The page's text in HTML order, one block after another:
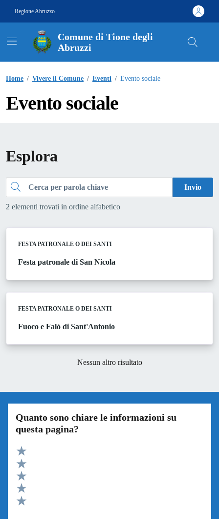
Regione Abruzzo
Comune di Tione degli
Abruzzi
Home / Vivere il Comune / Eventi / Evento sociale
Evento sociale
Esplora
Cerca Invio
2 elementi trovati in ordine alfabetico
FESTA PATRONALE O DEI SANTI
Festa patronale di San Nicola
FESTA PATRONALE O DEI SANTI
Fuoco e Falò di Sant'Antonio
Nessun altro risultato
Quanto sono chiare le informazioni su
questa pagina?
Valuta 5 stelle su 5
Valuta 4 stelle su 5
Valuta 3 stelle su 5
Valuta 2 stelle su 5